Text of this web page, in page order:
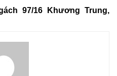
97/16 Khương Trung,